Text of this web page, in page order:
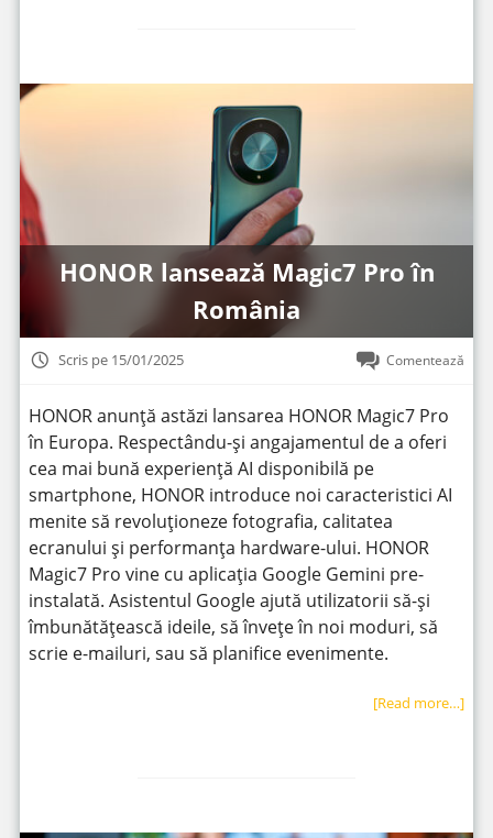
HONOR lansează Magic7 Pro în
România
Scris pe 15/01/2025 Comentează
HONOR anunță astăzi lansarea HONOR Magic7 Pro
în Europa. Respectându-și angajamentul de a oferi
cea mai bună experiență AI disponibilă pe
smartphone, HONOR introduce noi caracteristici AI
menite să revoluționeze fotografia, calitatea
ecranului și performanța hardware-ului. HONOR
Magic7 Pro vine cu aplicația Google Gemini pre-
instalată. Asistentul Google ajută utilizatorii să-și
îmbunătățească ideile, să învețe în noi moduri, să
scrie e-mailuri, sau să planifice evenimente.
[Read more…]